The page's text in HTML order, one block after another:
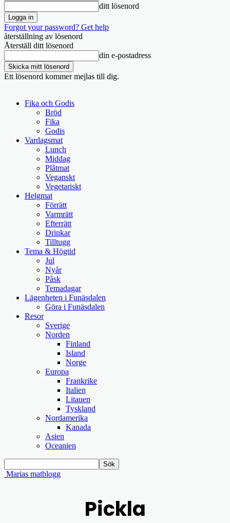
ditt lösenord
Forgot your password? Get help
återställning av lösenord
Återställ ditt lösenord
din e-postadress
Ett lösenord kommer mejlas till dig.
Fika och Godis
Bröd
Fika
Godis
Vardagsmat
Lunch
Middag
Plåtmat
Veganskt
Vegetariskt
Helgmat
Förrätt
Varmrätt
Efterrätt
Drinkar
Tilltugg
Tema & Högtid
Jul
Nyår
Påsk
Temadagar
Lägenheten i Funäsdalen
Göra i Funäsdalen
Resor
Sverige
Norden
Finland
Island
Norge
Europa
Frankrike
Italien
Litauen
Tyskland
Nordamerika
Kanada
Asien
Oceanien
Marias matblogg
Pickla